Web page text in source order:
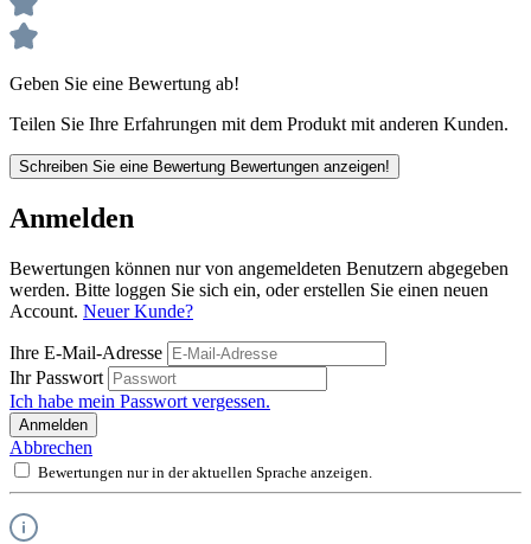
Geben Sie eine Bewertung ab!
Teilen Sie Ihre Erfahrungen mit dem Produkt mit anderen Kunden.
Schreiben Sie eine Bewertung Bewertungen anzeigen!
Anmelden
Bewertungen können nur von angemeldeten Benutzern abgegeben
werden. Bitte loggen Sie sich ein, oder erstellen Sie einen neuen
Account. Neuer Kunde?
Ihre E-Mail-Adresse
Ihr Passwort
Ich habe mein Passwort vergessen.
Anmelden
Abbrechen
Bewertungen nur in der aktuellen Sprache anzeigen.